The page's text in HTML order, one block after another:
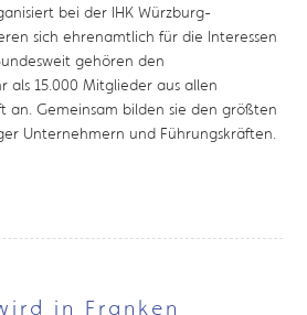
bei der IHK Würzburg-
sich ehrenamtlich für die Interessen
gehören den
als 15.000 Mitglieder aus allen
an. Gemeinsam bilden sie den größten
Unternehmern und Führungskräften.
in Franken